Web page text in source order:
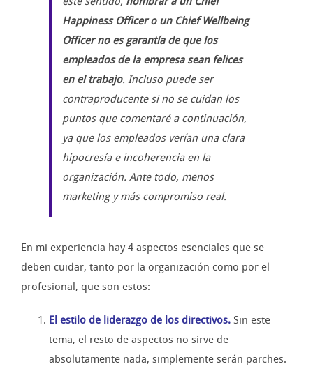
Happiness Officer o un Chief Wellbeing
Officer no es garantía de que los
empleados de la empresa sean felices
en el trabajo. Incluso puede ser
contraproducente si no se cuidan los
puntos que comentaré a continuación,
ya que los empleados verían una clara
hipocresía e incoherencia en la
organización. Ante todo, menos
marketing y más compromiso real.
En mi experiencia hay 4 aspectos esenciales que se
deben cuidar, tanto por la organización como por el
profesional, que son estos:
El estilo de liderazgo de los directivos. Sin este
tema, el resto de aspectos no sirve de
absolutamente nada, simplemente serán parches.